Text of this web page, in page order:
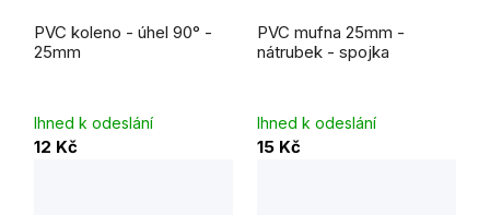
PVC koleno - úhel 90° -
25mm
Ihned k odeslání
12 Kč
PVC mufna 25mm -
nátrubek - spojka
Ihned k odeslání
15 Kč